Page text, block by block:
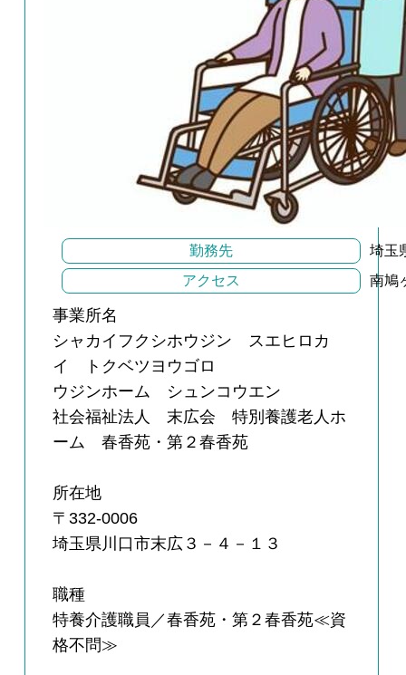
勤務先
埼玉
アクセス
南鳩
事業所名
シャカイフクシホウジン スエヒロカ
イ トクベツヨウゴロ
ウジンホーム シュンコウエン
社会福祉法人 末広会 特別養護老人ホ
ーム 春香苑・第２春香苑
所在地
〒332-0006
埼玉県川口市末広３－４－１３
職種
特養介護職員／春香苑・第２春香苑≪資
格不問≫